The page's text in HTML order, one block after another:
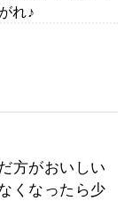
れ♪
方がおいしい
くなったら少